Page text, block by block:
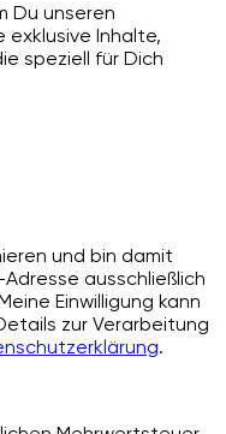
Du unseren
Inhalte,
speziell für Dich
und bin damit
ausschließlich
Einwilligung kann
zur Verarbeitung
.